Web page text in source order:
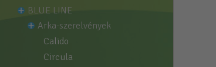
BLUE LINE
arka-szerelvények
calido
circula